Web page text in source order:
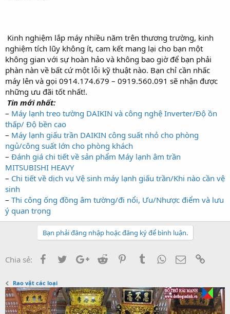
Kinh nghiệm lắp máy nhiều năm trên thương trường, kinh
nghiệm tích lũy không ít, cam kết mang lại cho bạn một
không gian với sự hoàn hảo và không bao giờ để bạn phải
phàn nàn về bất cứ một lỗi kỹ thuật nào. Bạn chỉ cần nhấc
máy lên và gọi 0914.174.679 – 0919.560.091 sẽ nhận được
những ưu đãi tốt nhất!.
Tin mới nhất:
– Máy lạnh treo tường DAIKIN và công nghệ Inverter/Độ ồn
thấp/ Độ bền cao
– Máy lạnh giấu trần DAIKIN công suất nhỏ cho phòng
ngủ/công suất lớn cho phòng khách
– Đánh giá chi tiết về sản phẩm Máy lạnh âm trần
MITSUBISHI HEAVY
– Chi tiết về dịch vụ Vệ sinh máy lạnh giấu trần/Khi nào cần vệ
sinh
– Thi công ống đồng âm tường/đi nổi, Ưu/Nhược điểm và lưu
ý quan trọng
Bạn phải đăng nhập hoặc đăng ký để bình luận.
Chia sẻ: FacebookTwitterGoogle+
Reddit PinterestTumblrWhatsApp
Email
Rao vặt các loại